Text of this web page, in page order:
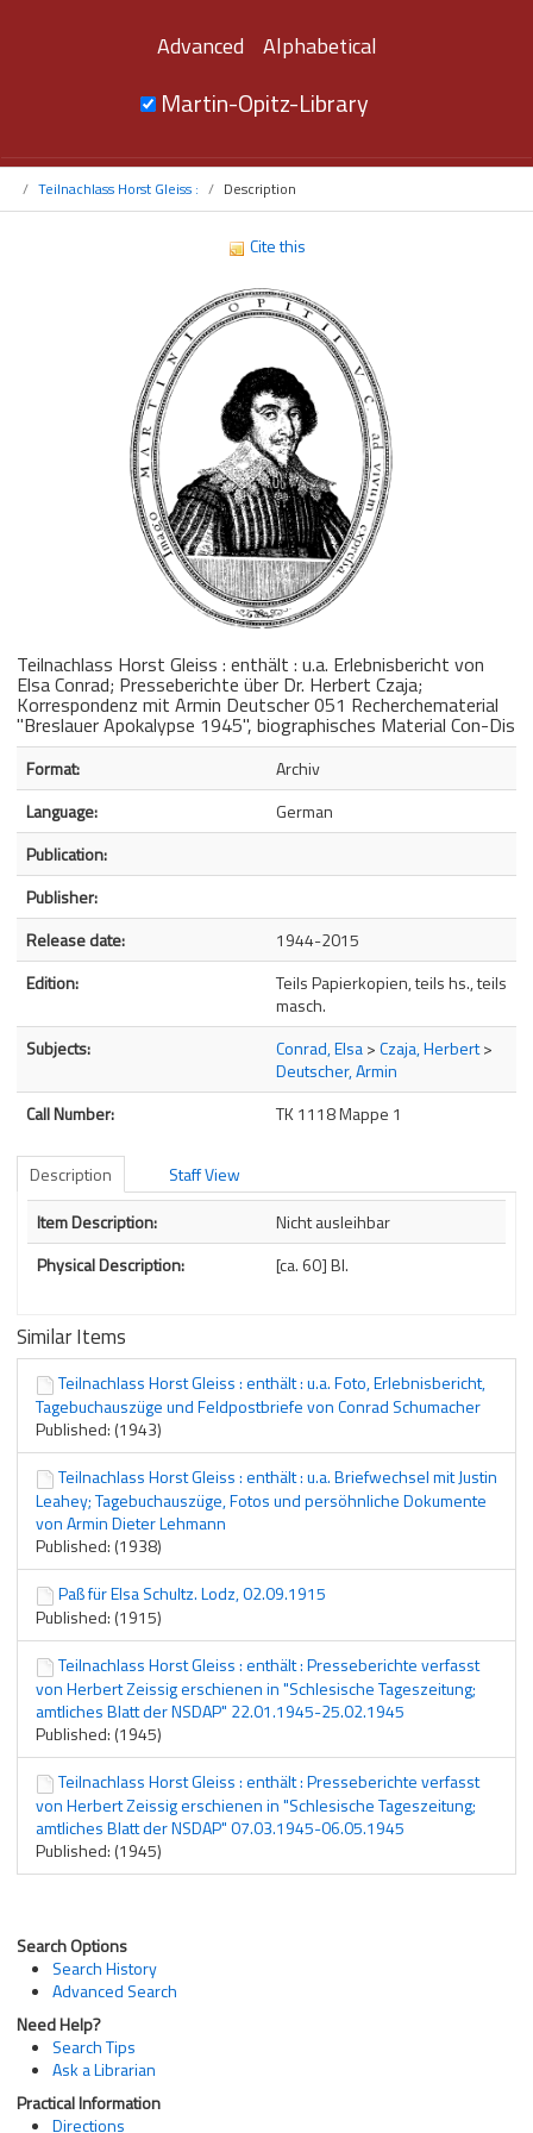
Advanced Alphabetical
Martin-Opitz-Library
Teilnachlass Horst Gleiss : Description
Cite this
Teilnachlass Horst Gleiss : enthält : u.a. Erlebnisbericht von
Elsa Conrad; Presseberichte über Dr. Herbert Czaja;
Korrespondenz mit Armin Deutscher 051 Recherchematerial
"Breslauer Apokalypse 1945", biographisches Material Con-Dis
Bibliographic Details
Format:
Archiv
Language:
German
Publication:
Publisher:
Release date:
1944-2015
Edition:
Teils Papierkopien, teils hs., teils
masch.
Subjects:
Conrad, Elsa>Czaja, Herbert>
Deutscher, Armin
Call Number:
TK 1118 Mappe 1
Description
Staff View
Description
Item Description:
Nicht ausleihbar
Physical Description:
[ca. 60] Bl.
Similar Items
Teilnachlass Horst Gleiss : enthält : u.a. Foto, Erlebnisbericht,
Tagebuchauszüge und Feldpostbriefe von Conrad Schumacher
Published: (1943)
Teilnachlass Horst Gleiss : enthält : u.a. Briefwechsel mit Justin
Leahey; Tagebuchauszüge, Fotos und persöhnliche Dokumente
von Armin Dieter Lehmann
Published: (1938)
Paß für Elsa Schultz. Lodz, 02.09.1915
Published: (1915)
Teilnachlass Horst Gleiss : enthält : Presseberichte verfasst
von Herbert Zeissig erschienen in "Schlesische Tageszeitung;
amtliches Blatt der NSDAP" 22.01.1945-25.02.1945
Published: (1945)
Teilnachlass Horst Gleiss : enthält : Presseberichte verfasst
von Herbert Zeissig erschienen in "Schlesische Tageszeitung;
amtliches Blatt der NSDAP" 07.03.1945-06.05.1945
Published: (1945)
Search Options
Search History
Advanced Search
Need Help?
Search Tips
Ask a Librarian
Practical Information
Directions